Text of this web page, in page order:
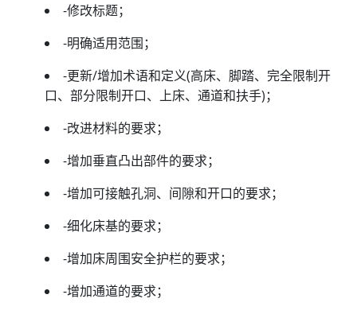
-修改标题；
-明确适用范围；
-更新/增加术语和定义(高床、脚踏、完全限制开
口、部分限制开口、上床、通道和扶手)；
-改进材料的要求；
-增加垂直凸出部件的要求；
-增加可接触孔洞、间隙和开口的要求；
-细化床基的要求；
-增加床周围安全护栏的要求；
-增加通道的要求；